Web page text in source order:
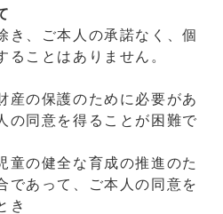
き、ご本人の承諾なく、個
ることはありません。
産の保護のために必要があ
の同意を得ることが困難で
童の健全な育成の推進のた
であって、ご本人の同意を
き